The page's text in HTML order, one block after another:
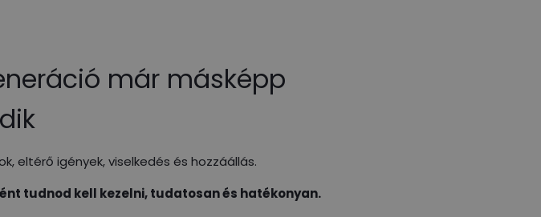
már másképp
eltérő igények, viselkedés és hozzáállás.
tudnod kell kezelni, tudatosan és hatékonyan.